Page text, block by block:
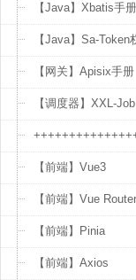
【Java】Xbatis手册
【Java】Sa-Token
【网关】Apisix手册
【调度器】XXL-Job
【前端】Vue3
【前端】Vue Router
【前端】Pinia
【前端】Axios